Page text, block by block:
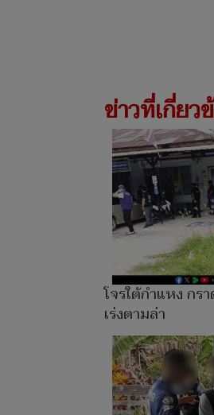
ข่าวที่เกี่ยว
โจรใต้กำแหง ก
เร่งตามล่า